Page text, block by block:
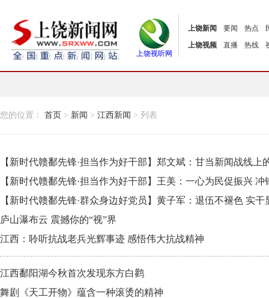
上饶视听网
上饶新闻 要闻 热点
上饶视频
直播 热线
您的位置： 首页 > 新闻 > 江西新闻 > 列表
【新时代赣鄱先锋·担当作为好干部】郑文斌：甘当新闻战线上
【新时代赣鄱先锋·担当作为好干部】王美：一心为民促振兴
【新时代赣鄱先锋·群众身边好党员】黄子军：退伍不褪色 实干
庐山瀑布云 震撼你的“视”界
江西：聆听抗战老兵光辉事迹 感悟伟大抗战精神
江西鄱阳湖今秋首次发现东方白鹳
舞剧《天工开物》蕴含一种滚烫的精神